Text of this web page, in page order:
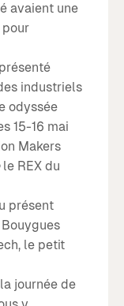
avaient une
pour
industriels
odyssée
15-16 mai
Makers
le REX du
présent
le petit
journée de